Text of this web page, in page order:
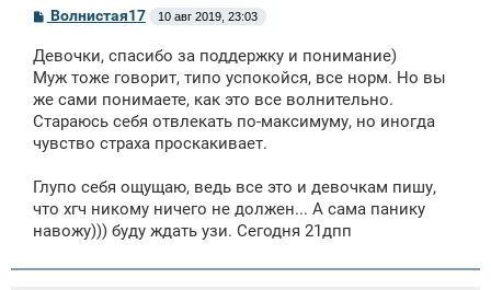
С
б
щ
е
н
и
Волнистая17 10 авг 2019, 23:03
Девочки, спасибо за поддержку и понимание)
Муж тоже говорит, типо успокойся, все норм. Но вы
же сами понимаете, как это все волнительно.
Стараюсь себя отвлекать по-максимуму, но иногда
чувство страха проскакивает.
Глупо себя ощущаю, ведь все это и девочкам пишу,
что хгч никому ничего не должен... А сама панику
навожу))) буду ждать узи. Сегодня 21дпп